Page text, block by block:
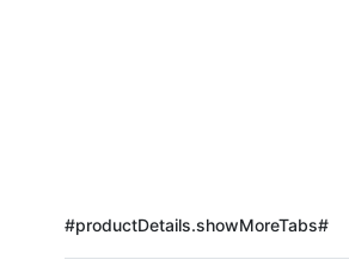
#productDetails.showMoreTabs#